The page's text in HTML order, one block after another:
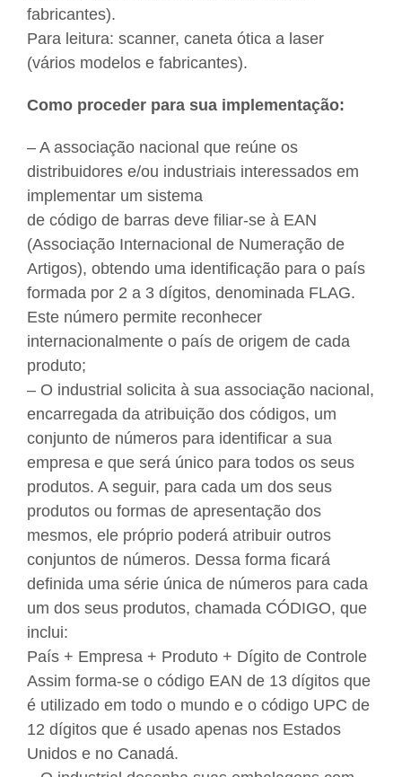
fabricantes).
Para leitura: scanner, caneta ótica a laser
(vários modelos e fabricantes).
Como proceder para sua implementação:
– A associação nacional que reúne os
distribuidores e/ou industriais interessados em
implementar um sistema
de código de barras deve filiar-se à EAN
(Associação Internacional de Numeração de
Artigos), obtendo uma identificação para o país
formada por 2 a 3 dígitos, denominada FLAG.
Este número permite reconhecer
internacionalmente o país de origem de cada
produto;
– O industrial solicita à sua associação nacional,
encarregada da atribuição dos códigos, um
conjunto de números para identificar a sua
empresa e que será único para todos os seus
produtos. A seguir, para cada um dos seus
produtos ou formas de apresentação dos
mesmos, ele próprio poderá atribuir outros
conjuntos de números. Dessa forma ficará
definida uma série única de números para cada
um dos seus produtos, chamada CÓDIGO, que
inclui:
País + Empresa + Produto + Dígito de Controle
Assim forma-se o código EAN de 13 dígitos que
é utilizado em todo o mundo e o código UPC de
12 dígitos que é usado apenas nos Estados
Unidos e no Canadá.